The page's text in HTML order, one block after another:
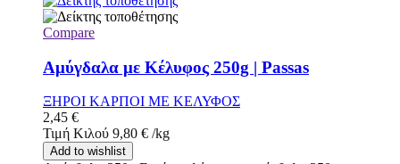
Compare
Αμύγδαλα με Κέλυφος 250g | Passas
ΞΗΡΟΙ ΚΑΡΠΟΙ ΜΕ ΚΕΛΥΦΟΣ
2,45 €
Τιμή Κιλού 9,80 € /kg
Add to wishlist